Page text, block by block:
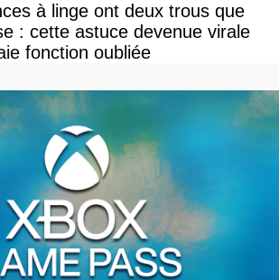
à linge ont deux trous que
: cette astuce devenue virale
fonction oubliée